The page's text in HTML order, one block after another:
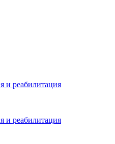
и реабилитация
и реабилитация